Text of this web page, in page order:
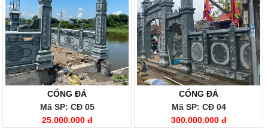
CỔNG ĐÁ
Mã SP: CĐ 05
25.000.000 đ
CỔNG ĐÁ
Mã SP: CĐ 04
300.000.000 đ